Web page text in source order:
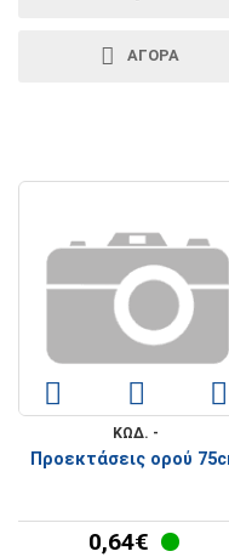
ΑΓΟΡΆ
ΚΩΔ. -
Προεκτάσεις ορού
0,64€